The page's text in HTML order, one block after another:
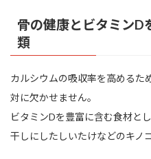
骨の健康とビタミンD
類
カルシウムの吸収率を高めるた
対に欠かせません。
ビタミンDを豊富に含む食材と
干しにしたしいたけなどのキノ